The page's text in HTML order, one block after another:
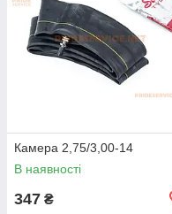
Камера 2,75/3,00-14
В наявності
347 ₴